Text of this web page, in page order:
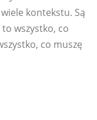
kontekstu. Są
wszystko, co
co muszę